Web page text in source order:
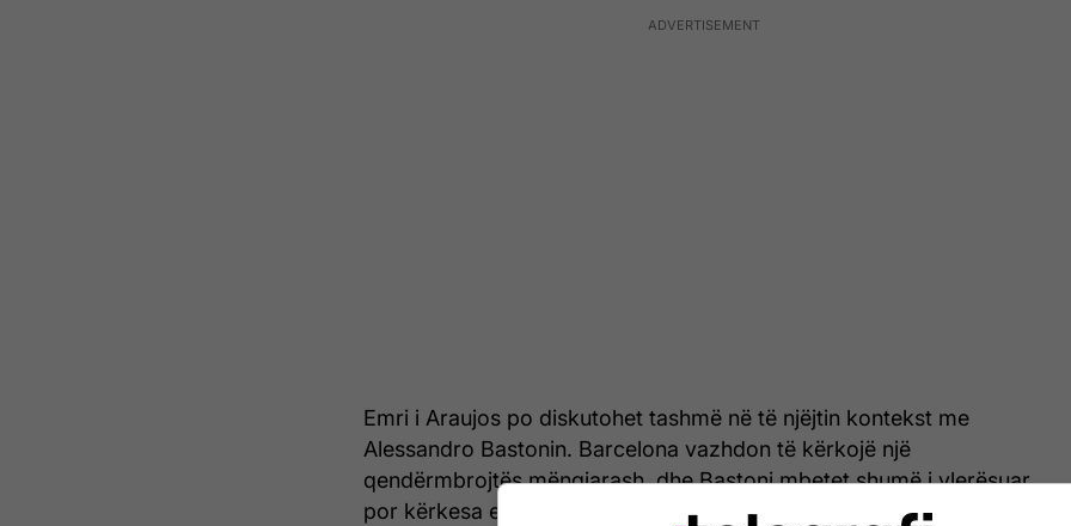
Emri i Araujos po diskutohet tashmë në të njëjtin kontekst me
Alessandro Bastonin. Barcelona vazhdon të kërkojë një
qendërmbrojtës mëngjarash, dhe Bastoni mbetet shumë i vlerësuar,
por kërkesa e Interit prej mbi 60 milionë eurosh e ka bërë të vështirë